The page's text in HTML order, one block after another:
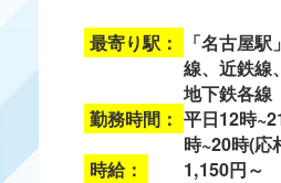
最寄り駅：
「名古屋
線、近鉄線
地下鉄各線
勤務時間： 平日12時
時~20時(応
時給：
1,150円～